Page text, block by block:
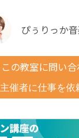
ぴぅりっか
この教室に問い
主催者に仕事を依